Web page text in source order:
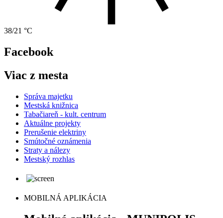
38/21 °C
Facebook
Viac z mesta
Správa majetku
Mestská knižnica
Tabačiareň - kult. centrum
Aktuálne projekty
Prerušenie elektriny
Smútočné oznámenia
Straty a nálezy
Mestský rozhlas
MOBILNÁ APLIKÁCIA